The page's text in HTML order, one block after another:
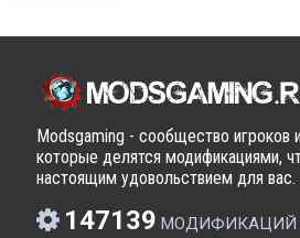
Modsgaming - сообщество игроков
которые делятся модификациями,
настоящим удовольствием для вас.
147139 МОДИФИКАЦИЙ